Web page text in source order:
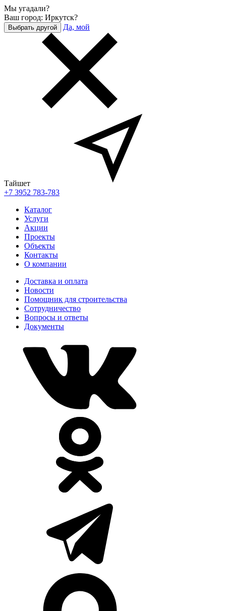
Мы угадали?
Ваш город: Иркутск?
Выбрать другой Да, мой
Тайшет
+7 3952 783-783
Каталог
Услуги
Акции
Проекты
Объекты
Контакты
О компании
Доставка и оплата
Новости
Помощник для строительства
Сотрудничество
Вопросы и ответы
Документы